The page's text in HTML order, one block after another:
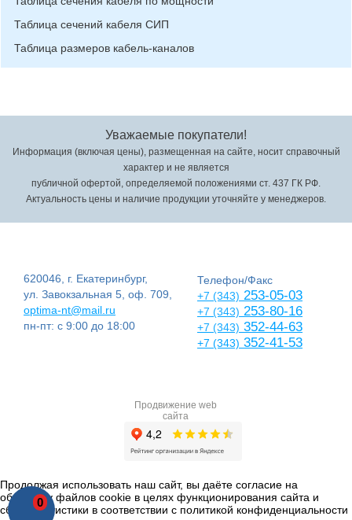
0
Таблица сечений кабеля СИП
Таблица размеров кабель-каналов
Уважаемые покупатели!
Информация (включая цены), размещенная на сайте, носит справочный
характер и не является
публичной офертой, определяемой положениями ст. 437 ГК РФ.
Актуальность цены и наличие продукции уточняйте у менеджеров.
620046, г. Екатеринбург,
ул. Завокзальная 5, оф. 709,
optima-nt@mail.ru
пн-пт: с 9:00 до 18:00
Телефон/Факс
+7 (343) 253-05-03
+7 (343) 253-80-16
+7 (343) 352-44-63
+7 (343) 352-41-53
Продвижение web
сайта
Продолжая использовать наш сайт, вы даёте согласие на
обработку файлов cookie в целях функционирования сайта и
сбора статистики в соответствии с политикой конфиденциальности